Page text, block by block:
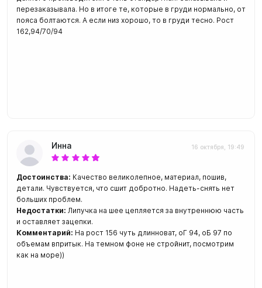
перезаказывала. Но в итоге те, которые в груди нормально, от
пояса болтаются. А если низ хорошо, то в груди тесно. Рост
162,94/70/94
Инна 16 октября, 19:49
Достоинства: Качество великолепное, материал, пошив,
детали. Чувствуется, что сшит добротно. Надеть-снять нет
больших проблем.
Недостатки: Липучка на шее цепляется за внутреннюю часть
и оставляет зацепки.
Комментарий: На рост 156 чуть длинноват, оГ 94, оБ 97 по
объемам впритык. На темном фоне не стройнит, посмотрим
как на море))